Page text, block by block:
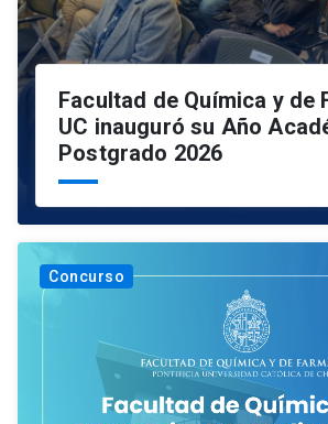
Facultad de Química y de
UC inauguró su Año
Postgrado 2026
Concurso